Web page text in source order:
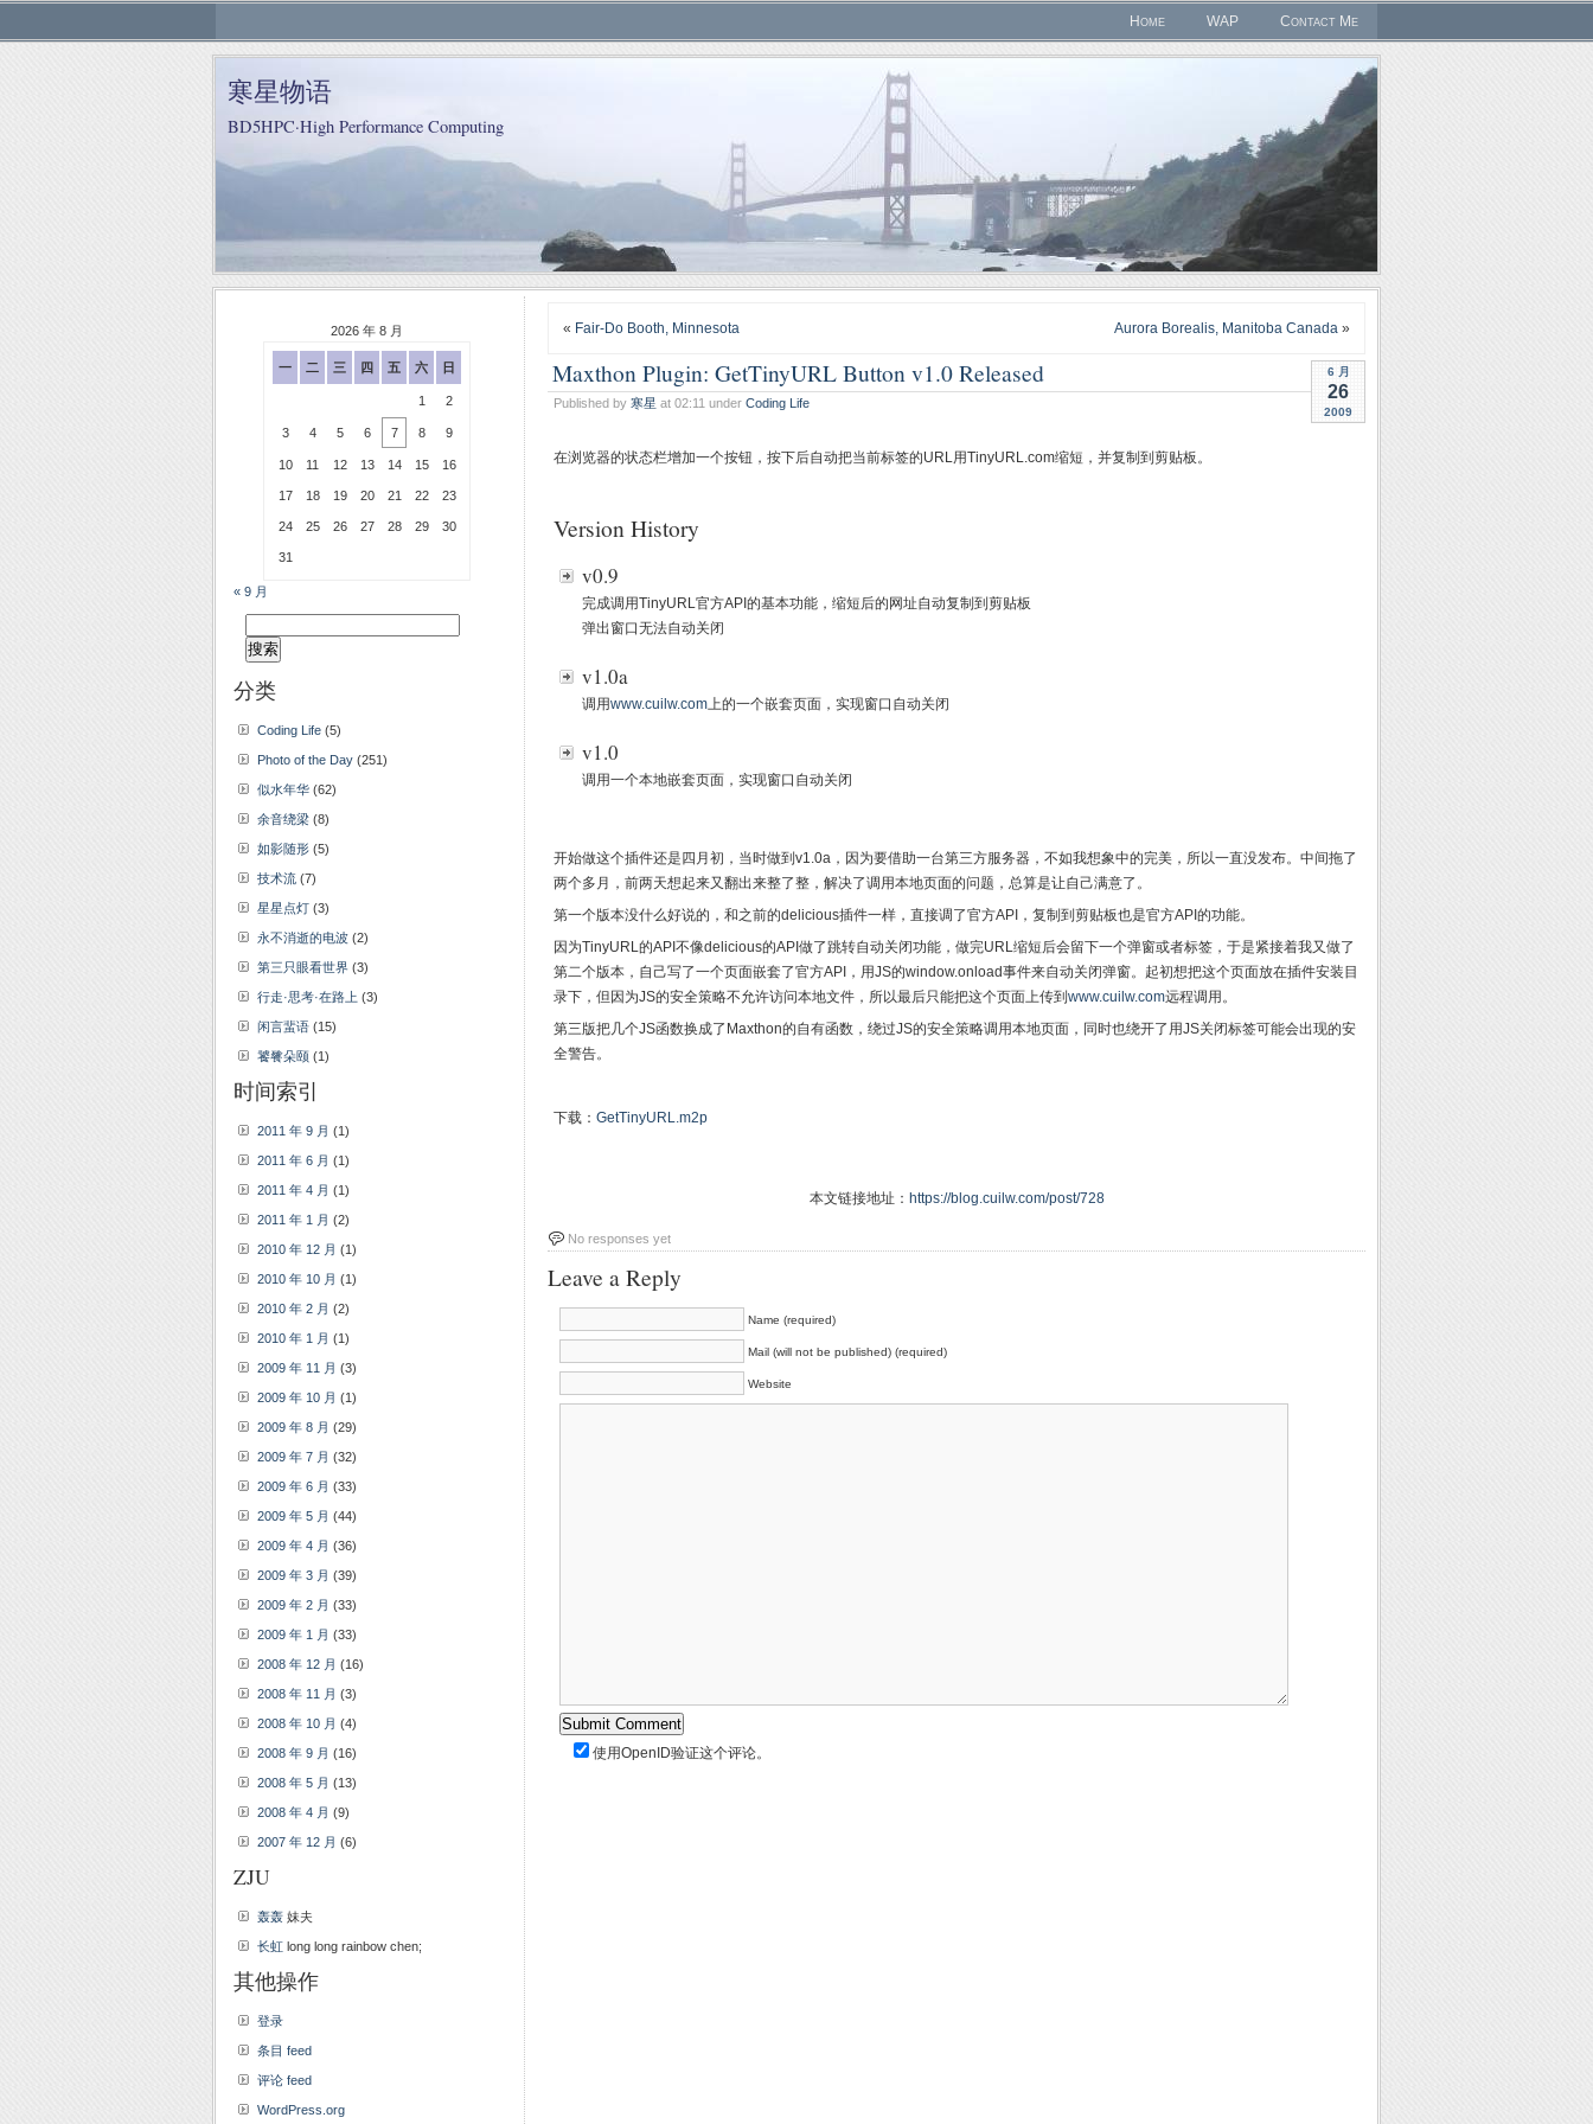
Home WAP Contact Me
寒星物语
BD5HPC·High Performance Computing
« Fair-Do Booth, Minnesota Aurora Borealis, Manitoba Canada »
6 月
26
2009
Maxthon Plugin: GetTinyURL Button v1.0 Released
Published by 寒星 at 02:11 under Coding Life
在浏览器的状态栏增加一个按钮，按下后自动把当前标签的URL用TinyURL.com缩短，并复制到剪贴板。
Version History
v0.9
完成调用TinyURL官方API的基本功能，缩短后的网址自动复制到剪贴板
弹出窗口无法自动关闭
v1.0a
调用www.cuilw.com上的一个嵌套页面，实现窗口自动关闭
v1.0
调用一个本地嵌套页面，实现窗口自动关闭
开始做这个插件还是四月初，当时做到v1.0a，因为要借助一台第三方服务器，不如我想象中的完美，所以一直没发布。中间拖了
两个多月，前两天想起来又翻出来整了整，解决了调用本地页面的问题，总算是让自己满意了。
第一个版本没什么好说的，和之前的delicious插件一样，直接调了官方API，复制到剪贴板也是官方API的功能。
因为TinyURL的API不像delicious的API做了跳转自动关闭功能，做完URL缩短后会留下一个弹窗或者标签，于是紧接着我又做了
第二个版本，自己写了一个页面嵌套了官方API，用JS的window.onload事件来自动关闭弹窗。起初想把这个页面放在插件安装目
录下，但因为JS的安全策略不允许访问本地文件，所以最后只能把这个页面上传到www.cuilw.com远程调用。
第三版把几个JS函数换成了Maxthon的自有函数，绕过JS的安全策略调用本地页面，同时也绕开了用JS关闭标签可能会出现的安
全警告。
下载： GetTinyURL.m2p
本文链接地址： https://blog.cuilw.com/post/728
No responses yet
Leave a Reply
Name (required)
Mail (will not be published) (required)
Website
使用OpenID验证这个评论。
2026 年 8 月
一 二 三 四 五 六 日
1 2
3 4 5 6 7 8 9
10 11 12 13 14 15 16
17 18 19 20 21 22 23
24 25 26 27 28 29 30
31
« 9 月
索：
分类
Coding Life (5)
Photo of the Day (251)
似水年华 (62)
余音绕梁 (8)
如影随形 (5)
技术流 (7)
星星点灯 (3)
永不消逝的电波 (2)
第三只眼看世界 (3)
行走·思考·在路上 (3)
闲言蜚语 (15)
饕餮朵颐 (1)
时间索引
2011 年 9 月 (1)
2011 年 6 月 (1)
2011 年 4 月 (1)
2011 年 1 月 (2)
2010 年 12 月 (1)
2010 年 10 月 (1)
2010 年 2 月 (2)
2010 年 1 月 (1)
2009 年 11 月 (3)
2009 年 10 月 (1)
2009 年 8 月 (29)
2009 年 7 月 (32)
2009 年 6 月 (33)
2009 年 5 月 (44)
2009 年 4 月 (36)
2009 年 3 月 (39)
2009 年 2 月 (33)
2009 年 1 月 (33)
2008 年 12 月 (16)
2008 年 11 月 (3)
2008 年 10 月 (4)
2008 年 9 月 (16)
2008 年 5 月 (13)
2008 年 4 月 (9)
2007 年 12 月 (6)
ZJU
轰轰 妹夫
长虹 long long rainbow chen;
其他操作
登录
条目 feed
评论 feed
WordPress.org